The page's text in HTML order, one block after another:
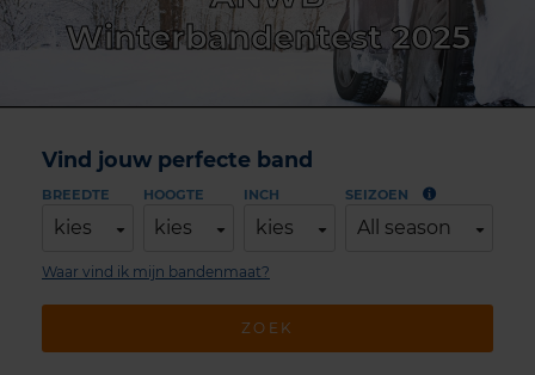
Winterbandentest 2025
Vind jouw perfecte band
BREEDTE
kies
HOOGTE
kies
INCH
kies
SEIZOEN
All season
ZOEK
Waar vind ik mijn bandenmaat?